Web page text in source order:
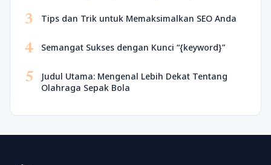
3 Tips dan Trik untuk Memaksimalkan SEO Anda
4 Semangat Sukses dengan Kunci “{keyword}”
5
Judul Utama: Mengenal Lebih Dekat Tentang
Olahraga Sepak Bola